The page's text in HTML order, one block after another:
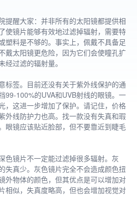
提醒大家：并非所有的太阳镜都提供相
使镜片能够有效地过滤掉辐射，需要特
塑料是不够的。事实上，佩戴不具备足
戴太阳镜更危险，因为它们会使瞳孔扩
经过滤的辐射量。
标签。目前还没有关于紫外线保护的通
99-100%的UVA和UVB射线的眼镜。一
，这进一步增加了保护。请记住，价格
外线防护力也高。找一款没有失真和瑕
眼镜应该贴近脸部，但不要靠近到睫毛
色镜片不一定能过滤掉很多辐射。灰
失真少。灰色镜片完全不会造成颜色扭
外物体的颜色，但其优点是可以增加对
相似，失真度略高，但也会增加视觉对